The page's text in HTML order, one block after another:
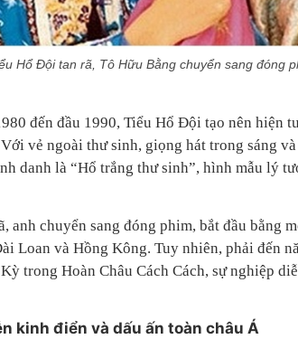
Hổ Đội tan rã, Tô Hữu Bằng chuyển sang đóng
đến đầu 1990, Tiểu Hổ Đội tạo nên hiện
vẻ ngoài thư sinh, giọng hát trong sáng
danh là “Hổ trắng thư sinh”, hình mẫu lý
anh chuyển sang đóng phim, bắt đầu bằng
Loan và Hồng Kông. Tuy nhiên, phải đến
trong Hoàn Châu Cách Cách, sự nghiệp
kinh điển và dấu ấn toàn châu Á